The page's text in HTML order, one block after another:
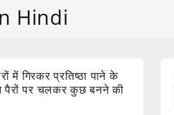
Hindi
में गिरकर प्रतिष्ठा पाने के
पर चलकर कुछ बनने की